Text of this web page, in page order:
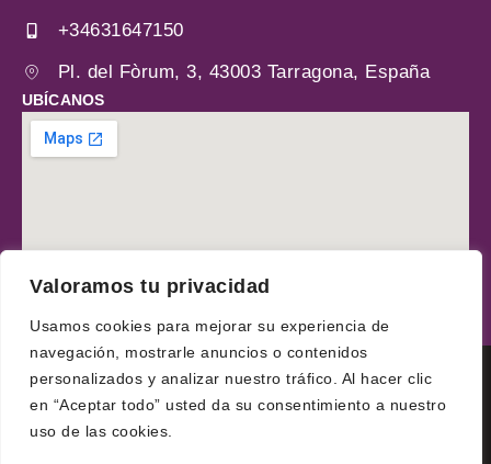
Valoramos tu privacidad
Usamos cookies para mejorar su experiencia de
navegación, mostrarle anuncios o contenidos
personalizados y analizar nuestro tráfico. Al hacer clic
en “Aceptar todo” usted da su consentimiento a nuestro
uso de las cookies.
+34631647150
Pl. del Fòrum, 3, 43003 Tarragona, España
UBÍCANOS
Aviso Legal Politicas de privacidad Politicas de cookies
Declaración de accesibilidad